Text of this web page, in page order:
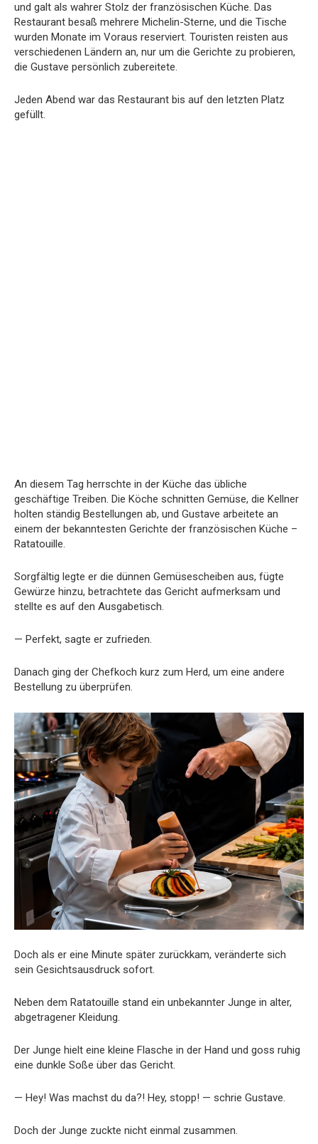
und galt als wahrer Stolz der französischen Küche. Das
Restaurant besaß mehrere Michelin-Sterne, und die Tische
wurden Monate im Voraus reserviert. Touristen reisten aus
verschiedenen Ländern an, nur um die Gerichte zu probieren,
die Gustave persönlich zubereitete.
Jeden Abend war das Restaurant bis auf den letzten Platz
gefüllt.
An diesem Tag herrschte in der Küche das übliche
geschäftige Treiben. Die Köche schnitten Gemüse, die Kellner
holten ständig Bestellungen ab, und Gustave arbeitete an
einem der bekanntesten Gerichte der französischen Küche –
Ratatouille.
Sorgfältig legte er die dünnen Gemüsescheiben aus, fügte
Gewürze hinzu, betrachtete das Gericht aufmerksam und
stellte es auf den Ausgabetisch.
— Perfekt, sagte er zufrieden.
Danach ging der Chefkoch kurz zum Herd, um eine andere
Bestellung zu überprüfen.
Doch als er eine Minute später zurückkam, veränderte sich
sein Gesichtsausdruck sofort.
Neben dem Ratatouille stand ein unbekannter Junge in alter,
abgetragener Kleidung.
Der Junge hielt eine kleine Flasche in der Hand und goss ruhig
eine dunkle Soße über das Gericht.
— Hey! Was machst du da?! Hey, stopp! — schrie Gustave.
Doch der Junge zuckte nicht einmal zusammen.